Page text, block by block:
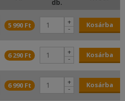
db.
5 990 Ft -
+ Kosárba
6 290 Ft -
+ Kosárba
6 990 Ft -
+ Kosárba